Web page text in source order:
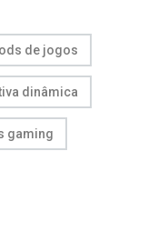
de jogos
dinâmica
gaming